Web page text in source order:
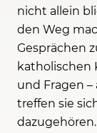
nicht allein
den Weg
Gesprächen
katholischen
und Fragen
treffen sie
dazugehören.